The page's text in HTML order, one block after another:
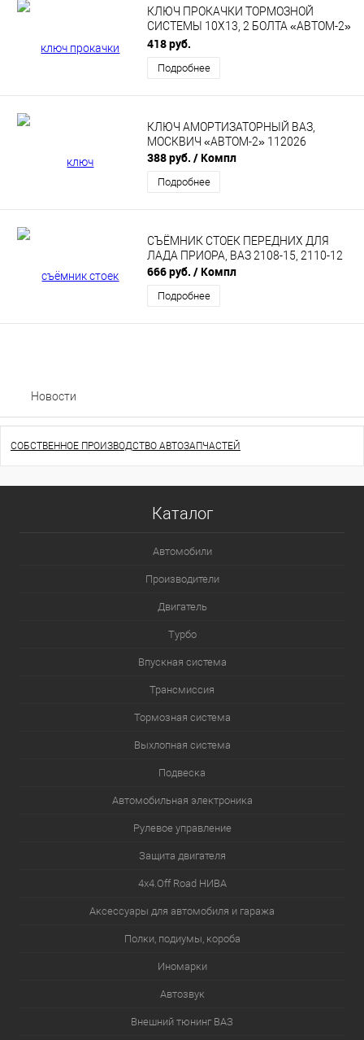
КЛЮЧ ПРОКАЧКИ ТОРМОЗНОЙ
СИСТЕМЫ 10Х13, 2 БОЛТА «АВТОМ-2»
112213
418 руб.
Подробнее
КЛЮЧ АМОРТИЗАТОРНЫЙ ВАЗ,
МОСКВИЧ «АВТОМ-2» 112026
388 руб. / Компл
Подробнее
СЪЁМНИК СТОЕК ПЕРЕДНИХ ДЛЯ
ЛАДА ПРИОРА, ВАЗ 2108-15, 2110-12
666 руб. / Компл
Подробнее
Новости
СОБСТВЕННОЕ ПРОИЗВОДСТВО АВТОЗАПЧАСТЕЙ
Каталог
Автомобили
Производители
Двигатель
Турбо
Впускная система
Трансмиссия
Тормозная система
Выхлопная система
Подвеска
Автомобильная электроника
Рулевое управление
Защита двигателя
4х4.Off Road НИВА
Аксессуары для автомобиля и гаража
Полки, подиумы, короба
Иномарки
Автозвук
Внешний тюнинг ВАЗ